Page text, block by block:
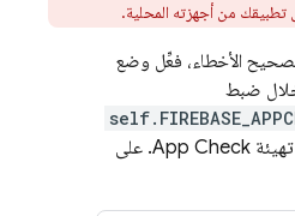
من أجهزته المحلية.
الأخطاء، فعِّل وضع
ضبط
App Check. على